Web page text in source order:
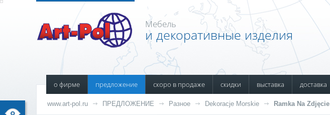
Мебель
и декоративные изделия
о фирме предложение скоро в продаже скидки выставка доставка
www.art-pol.ru ПРЕДЛОЖЕНИЕ Разное Dekoracje Morskie Ramka Na Zdjęcie